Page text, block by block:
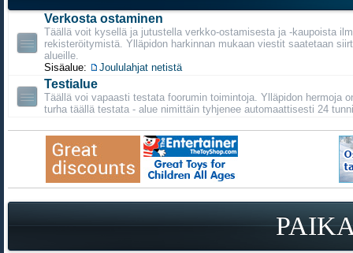
Verkosta ostaminen
Täällä voit kysellä ja jutustella verkko-ostamisesta ja -kaupoista
rekisteröitymistä. Ylläpidon harkinnan mukaan viestit saatetaan
alueille.
Sisäalue:
Joululahjat netistä
Testialue
Täällä voi vapaasti testata foorumin toimintoja. Ylläpidon hermoja
turha täällä testata - alue nimittäin tyhjenee automaattisesti 24